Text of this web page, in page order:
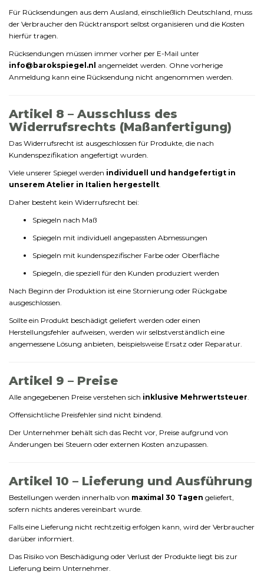
Für Rücksendungen aus dem Ausland, einschließlich Deutschland, muss
der Verbraucher den Rücktransport selbst organisieren und die Kosten
hierfür tragen.
Rücksendungen müssen immer vorher per E-Mail unter
info@ barokspiegel.nl angemeldet werden. Ohne vorherige
Anmeldung kann eine Rücksendung nicht angenommen werden.
Artikel 8 – Ausschluss des
Widerrufsrechts (Maßanfertigung)
Das Widerrufsrecht ist ausgeschlossen für Produkte, die nach
Kundenspezifikation angefertigt wurden.
Viele unserer Spiegel werden individuell und handgefertigt in
unserem Atelier in Italien hergestellt.
Daher besteht kein Widerrufsrecht bei:
Spiegeln nach Maß
Spiegeln mit individuell angepassten Abmessungen
Spiegeln mit kundenspezifischer Farbe oder Oberfläche
Spiegeln, die speziell für den Kunden produziert werden
Nach Beginn der Produktion ist eine Stornierung oder Rückgabe
ausgeschlossen.
Sollte ein Produkt beschädigt geliefert werden oder einen
Herstellungsfehler aufweisen, werden wir selbstverständlich eine
angemessene Lösung anbieten, beispielsweise Ersatz oder Reparatur.
Artikel 9 – Preise
Alle angegebenen Preise verstehen sich inklusive Mehrwertsteuer.
Offensichtliche Preisfehler sind nicht bindend.
Der Unternehmer behält sich das Recht vor, Preise aufgrund von
Änderungen bei Steuern oder externen Kosten anzupassen.
Artikel 10 – Lieferung und Ausführung
Bestellungen werden innerhalb von maximal 30 Tagen geliefert,
sofern nichts anderes vereinbart wurde.
Falls eine Lieferung nicht rechtzeitig erfolgen kann, wird der Verbraucher
darüber informiert.
Das Risiko von Beschädigung oder Verlust der Produkte liegt bis zur
Lieferung beim Unternehmer.